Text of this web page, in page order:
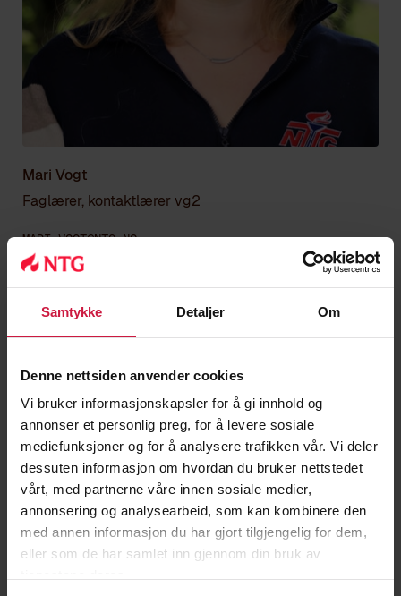
Samtykke Detaljer Om
Denne nettsiden anvender cookies
Vi bruker informasjonskapsler for å gi innhold og
annonser et personlig preg, for å levere sosiale
mediefunksjoner og for å analysere trafikken vår. Vi deler
dessuten informasjon om hvordan du bruker nettstedet
vårt, med partnerne våre innen sosiale medier,
annonsering og analysearbeid, som kan kombinere den
med annen informasjon du har gjort tilgjengelig for dem,
eller som de har samlet inn gjennom din bruk av
Mari Vogt
Faglærer, kontaktlærer vg2
MARI.VOGT@NTG.NO